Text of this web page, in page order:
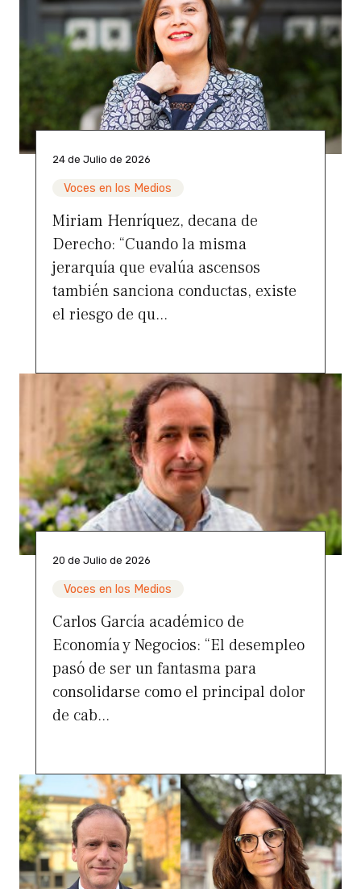
24 de Julio de 2026
Voces en los Medios
Miriam Henríquez, decana de
Derecho: “Cuando la misma
jerarquía que evalúa ascensos
también sanciona conductas, existe
el riesgo de qu...
20 de Julio de 2026
Voces en los Medios
Carlos García académico de
Economía y Negocios: “El desempleo
pasó de ser un fantasma para
consolidarse como el principal dolor
de cab...